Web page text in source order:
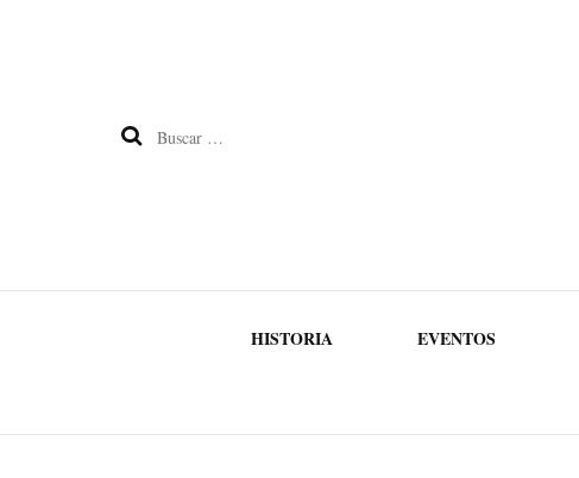
Buscar:
HISTORIA EVENTOS